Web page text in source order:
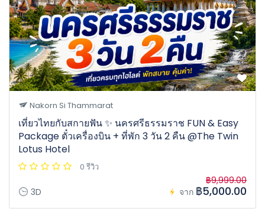
Nakorn Si Thammarat
เที่ยวไทยกับสกายฟัน ✨ นครศรีธรรมราช FUN & Easy
Package ตั๋วเครื่องบิน + ที่พัก 3 วัน 2 คืน @The Twin
Lotus Hotel
0 รีวิว
3D จาก
฿9,999.00
฿5,000.00